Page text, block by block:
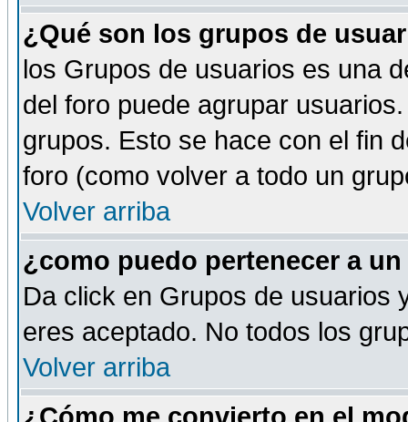
¿Qué son los grupos de
los Grupos de usuarios es una
del foro puede agrupar
grupos. Esto se hace con el fin
foro (como volver a todo un
Volver arriba
¿como puedo pertenecer a
Da click en Grupos de usuarios
eres aceptado. No todos los
Volver arriba